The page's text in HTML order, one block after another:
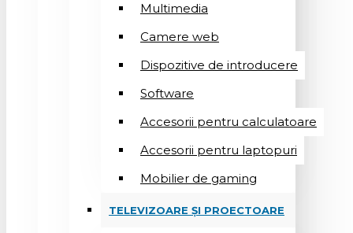
Multimedia
Camere web
Dispozitive de introducere
Software
Accesorii pentru calculatoare
Accesorii pentru laptopuri
Mobilier de gaming
TELEVIZOARE ȘI PROECTOARE